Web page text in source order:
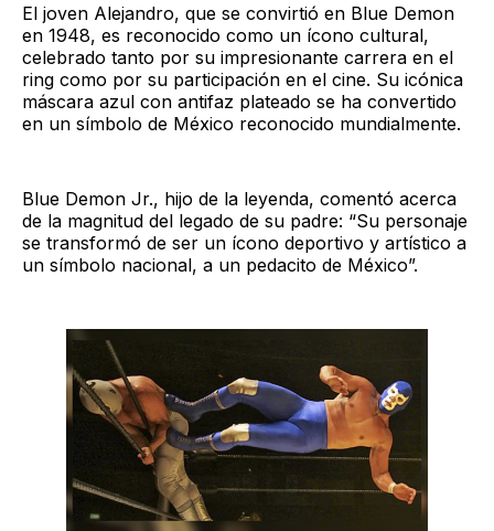
El joven Alejandro, que se convirtió en Blue Demon
en 1948, es reconocido como un ícono cultural,
celebrado tanto por su impresionante carrera en el
ring como por su participación en el cine. Su icónica
máscara azul con antifaz plateado se ha convertido
en un símbolo de México reconocido mundialmente.
Blue Demon Jr., hijo de la leyenda, comentó acerca
de la magnitud del legado de su padre: “Su personaje
se transformó de ser un ícono deportivo y artístico a
un símbolo nacional, a un pedacito de México”.